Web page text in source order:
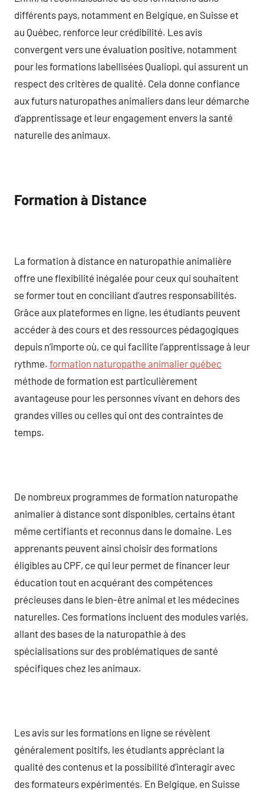
différents pays, notamment en Belgique, en Suisse et
au Québec, renforce leur crédibilité. Les avis
convergent vers une évaluation positive, notamment
pour les formations labellisées Qualiopi, qui assurent un
respect des critères de qualité. Cela donne confiance
aux futurs naturopathes animaliers dans leur démarche
d’apprentissage et leur engagement envers la santé
naturelle des animaux.
Formation à Distance
La formation à distance en naturopathie animalière
offre une flexibilité inégalée pour ceux qui souhaitent
se former tout en conciliant d’autres responsabilités.
Grâce aux plateformes en ligne, les étudiants peuvent
accéder à des cours et des ressources pédagogiques
depuis n’importe où, ce qui facilite l’apprentissage à leur
rythme. formation naturopathe animalier québec
méthode de formation est particulièrement
avantageuse pour les personnes vivant en dehors des
grandes villes ou celles qui ont des contraintes de
temps.
De nombreux programmes de formation naturopathe
animalier à distance sont disponibles, certains étant
même certifiants et reconnus dans le domaine. Les
apprenants peuvent ainsi choisir des formations
éligibles au CPF, ce qui leur permet de financer leur
éducation tout en acquérant des compétences
précieuses dans le bien-être animal et les médecines
naturelles. Ces formations incluent des modules variés,
allant des bases de la naturopathie à des
spécialisations sur des problématiques de santé
spécifiques chez les animaux.
Les avis sur les formations en ligne se révèlent
généralement positifs, les étudiants appréciant la
qualité des contenus et la possibilité d’interagir avec
des formateurs expérimentés. En Belgique, en Suisse